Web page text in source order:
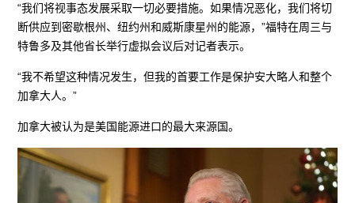
“我们将视事态发展采取一切必要措施。如果情况恶化，我们将切
断供应到密歇根州、纽约州和威斯康星州的能源，”福特在周三与
特鲁多及其他省长举行虚拟会议后对记者表示。
“我不希望这种情况发生，但我的首要工作是保护安大略人和整个
加拿大人。”
加拿大被认为是美国能源进口的最大来源国。